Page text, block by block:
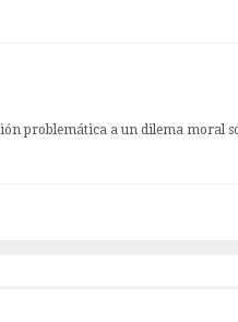
problemática a un dilema moral